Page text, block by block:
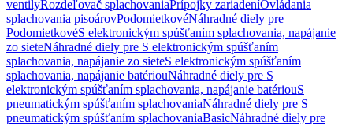
ventilyRozdeľovač splachovaniaPrípojky zariadeníOvládania
splachovania pisoárovPodomietkovéNáhradné diely pre
PodomietkovéS elektronickým spúšťaním splachovania, napájanie
zo sieteNáhradné diely pre S elektronickým spúšťaním
splachovania, napájanie zo sieteS elektronickým spúšťaním
splachovania, napájanie batériouNáhradné diely pre S
elektronickým spúšťaním splachovania, napájanie batériouS
pneumatickým spúšťaním splachovaniaNáhradné diely pre S
pneumatickým spúšťaním splachovaniaBasicNáhradné diely pre